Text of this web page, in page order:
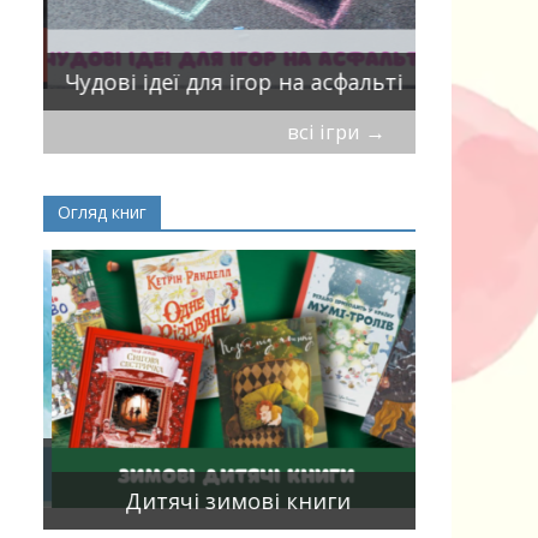
Чудові ідеї для ігор на асфальті
мирись,
всі ігри →
Огляд книг
Дитячі зимові книги